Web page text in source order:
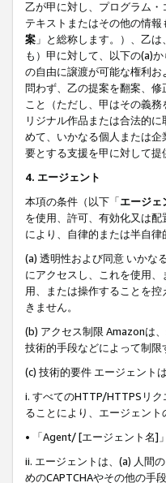
乙が甲に対し、プログラム
テキストまたはその他の情
案 」と総称します。）、乙
も）甲に対して、以下の(a)
の自由に譲渡が可能な権利
問わず、乙の提案を翻案、
こと（ただし、甲はその義
リジナル作品または合法的
めて、いかなる個人または
要とする支援を甲に対して提
4. エージェント
本項の条件（以下「エージェ
を使用、許可、有効化又は
により、自律的または半自
(a) 透明性および同意 いかな
にアクセスし、これを使用
用、または操作することを
きません。
(b) アクセス制限 Amazonは
技術的手段などによって制限
(c) 技術的要件 エージェント
i. すべてのHTTP/HTTPSリ
ることにより、エージェント
• 「Agent/ [エージェント名]
ii. エージェントは、(a) 人間
めのCAPTCHAやその他の手